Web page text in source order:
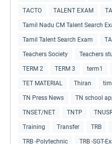
TACTO TALENT EXAM
Tamil Nadu CM Talent Search
Tamil Talent Search Exam
Teachers Society Teachers
TERM 2 TERM 3 term1
TET MATERIAL Thiran tim
TN Press News TN school
TNSET/NET TNTP
Training Transfer TRB
TRB -Polytechnic TRB -SGT-